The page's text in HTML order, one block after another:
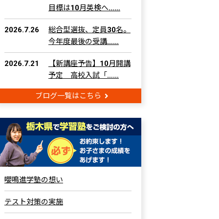
目標は10月英検へ……
2026.7.26
総合型選抜、定員30名。
今年度最後の受講……
2026.7.21
【新講座予告】10月開講
予定 高校入試「……
ブログ一覧はこちら
嚶鳴進学塾の想い
テスト対策の実施